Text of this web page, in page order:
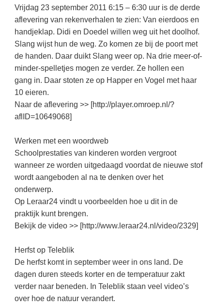
Techniek
Topografie
Verkeer
Verzorging
THEMA'S
Budgetteren
Duurzaamheid
Eerste wereldoorlog
Evolutieleer
Feest- en Gedenkdagen
Godsdienstonderwijs
Kerstfeest
Kinderboekenweek
Kleurplaten
Mediawijsheid
Nieuws
Taalvaardigheden
LESMATERIAAL
Beeldende Vorming
Biologie
Geld PO
Geschiedenis
Orientatie
Rekenen
Taalvaardigheid
Vakoverstijgend
AI voor het onderwijs
Vrijdag 23 september 2011 6:15 – 6:30 uur is de derde
aflevering van rekenverhalen te zien: Van eierdoos en
handjeklap. Didi en Doedel willen weg uit het doolhof.
Slang wijst hun de weg. Zo komen ze bij de poort met
de handen. Daar duikt Slang weer op. Na drie meer-of-
minder-spelletjes mogen ze verder. Ze hollen een
gang in. Daar stoten ze op Happer en Vogel met haar
10 eieren.
Naar de aflevering >> [http://player.omroep.nl/?
aflID=10649068]
Werken met een woordweb
Schoolprestaties van kinderen worden vergroot
wanneer ze worden uitgedaagd voordat de nieuwe stof
wordt aangeboden al na te denken over het
onderwerp.
Op Leraar24 vindt u voorbeelden hoe u dit in de
praktijk kunt brengen.
Bekijk de video >> [http://www.leraar24.nl/video/2329]
Herfst op Teleblik
De herfst komt in september weer in ons land. De
dagen duren steeds korter en de temperatuur zakt
verder naar beneden. In Teleblik staan veel video’s
over hoe de natuur verandert.